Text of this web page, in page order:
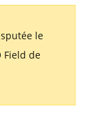
le
Field de